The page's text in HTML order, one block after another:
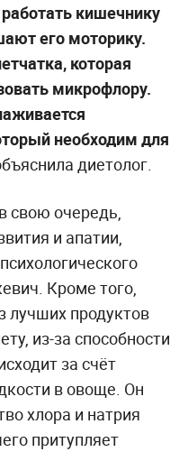
кишечнику
его моторику.
которая
микрофлору.
необходим для
диетолог.
свою очередь,
и апатии,
Кроме того,
лучших продуктов
из-за способности
за счёт
в овоще. Он
хлора и натрия
притупляет